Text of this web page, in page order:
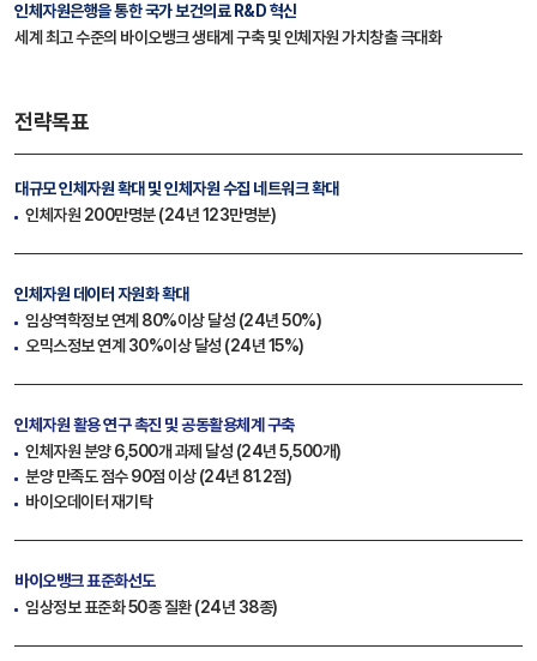
인체자원은행을 통한 국가 보건의료 R&D 혁신
세계 최고 수준의 바이오뱅크 생태계 구축 및 인체자원 가치창출 극대화
전략목표
대규모 인체자원 확대 및 인체자원 수집 네트워크 확대
인체자원 200만명분 (24년 123만명분)
인체자원 데이터 자원화 확대
임상역학정보 연계 80%이상 달성 (24년 50%)
오믹스정보 연계 30%이상 달성 (24년 15%)
인체자원 활용 연구 촉진 및 공동활용체계 구축
인체자원 분양 6,500개 과제 달성 (24년 5,500개)
분양 만족도 점수 90점 이상 (24년 81.2점)
바이오데이터 재기탁
바이오뱅크 표준화선도
임상정보 표준화 50종 질환 (24년 38종)